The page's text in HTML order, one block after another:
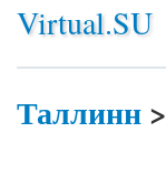
Virtual.SU
Таллинн>